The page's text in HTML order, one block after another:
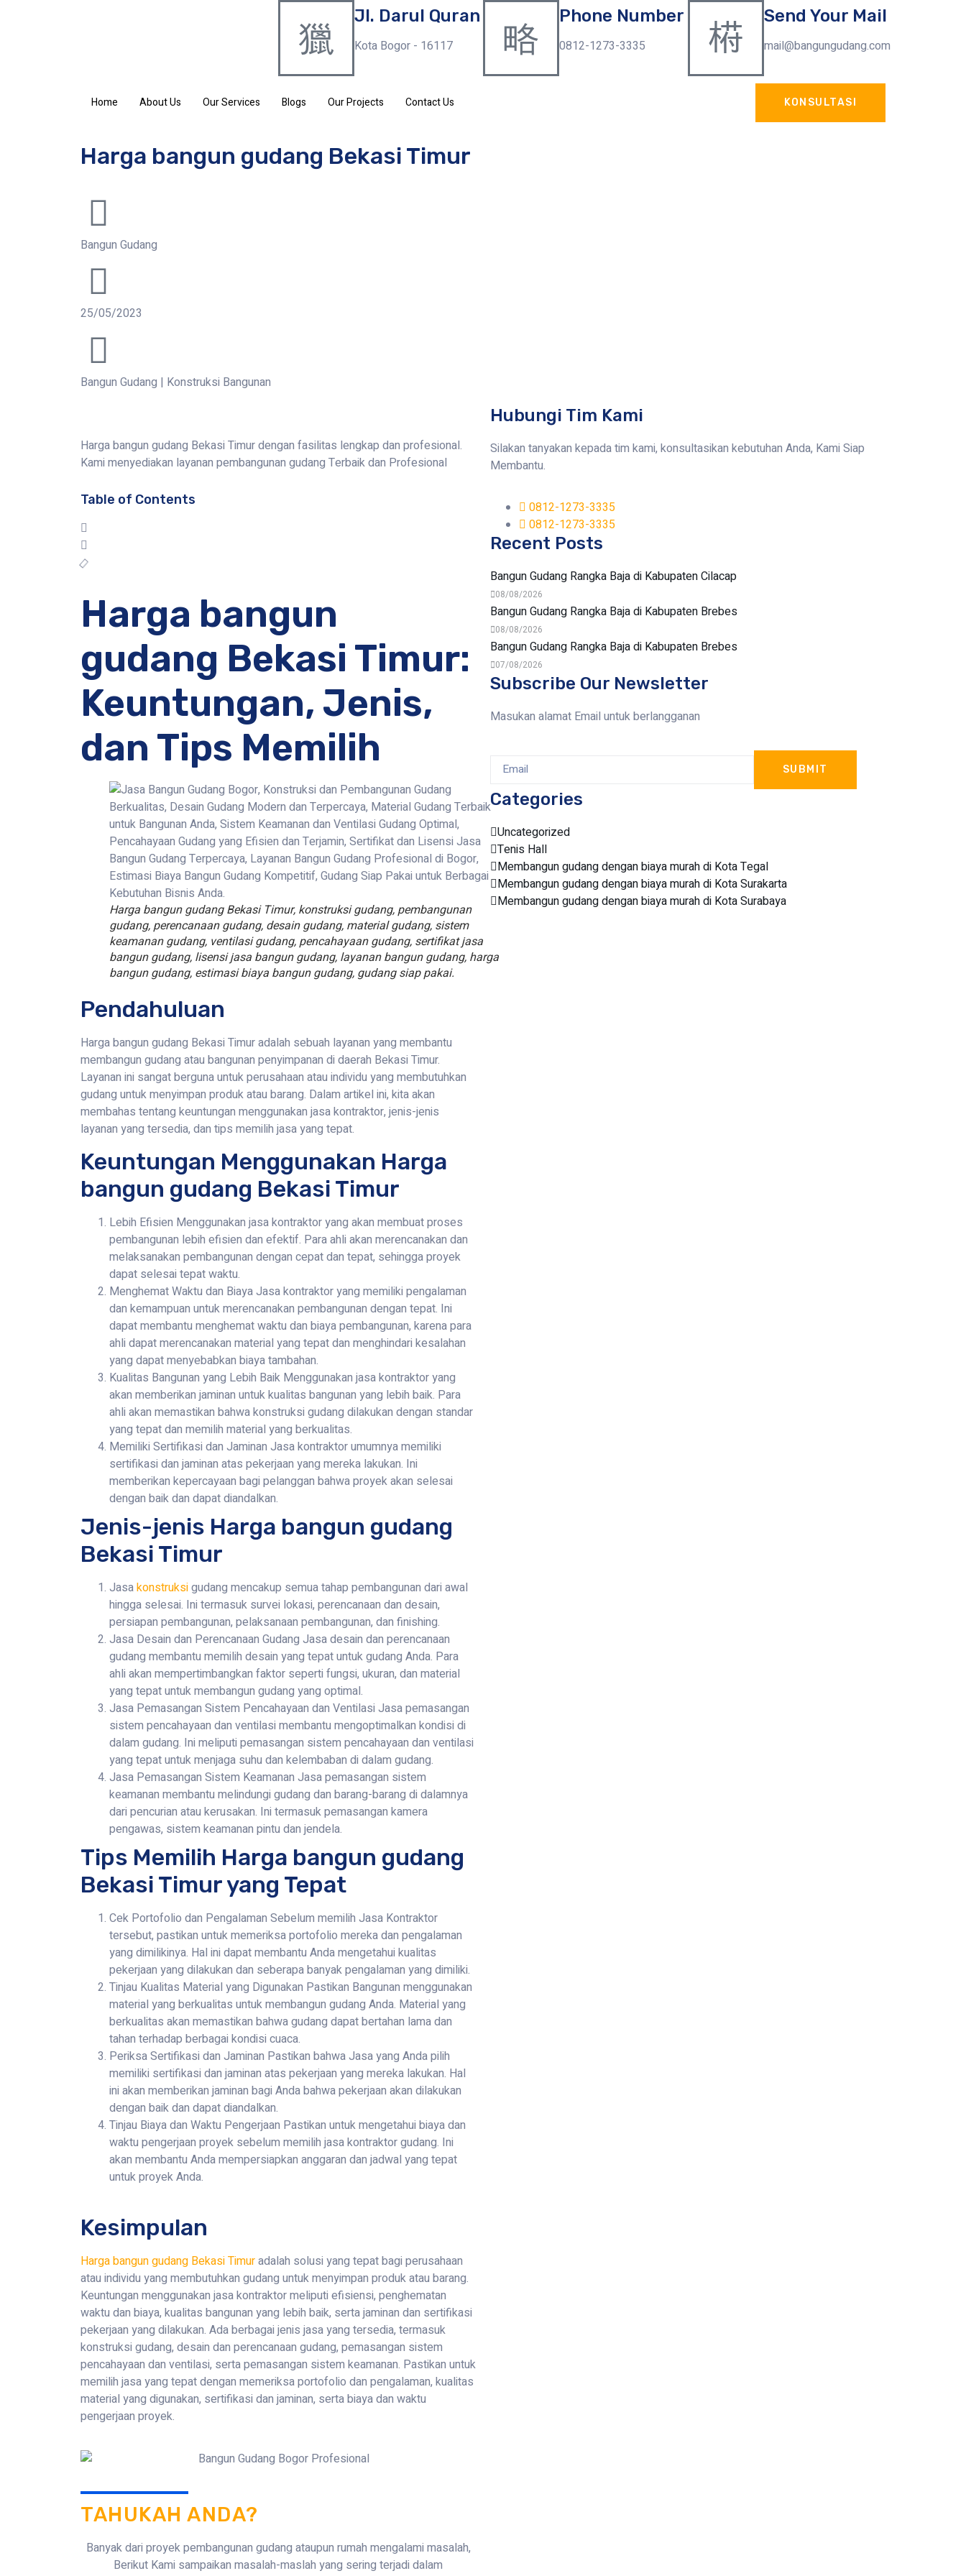
Jl. Darul Quran
Kota Bogor - 16117
Phone Number
0812-1273-3335
Send Your Mail
mail@bangungudang.com
Home About Us Our Services Blogs Our Projects Contact Us KONSULTASI
Harga bangun gudang Bekasi Timur
Bangun Gudang
25/05/2023
Bangun Gudang | Konstruksi Bangunan
Harga bangun gudang Bekasi Timur dengan fasilitas lengkap dan profesional.
Kami menyediakan layanan pembangunan gudang Terbaik dan Profesional
Table of Contents
Harga bangun
gudang Bekasi Timur:
Keuntungan, Jenis,
dan Tips Memilih
Harga bangun gudang Bekasi Timur, konstruksi gudang, pembangunan
gudang, perencanaan gudang, desain gudang, material gudang, sistem
keamanan gudang, ventilasi gudang, pencahayaan gudang, sertifikat jasa
bangun gudang, lisensi jasa bangun gudang, layanan bangun gudang, harga
bangun gudang, estimasi biaya bangun gudang, gudang siap pakai.
Pendahuluan
Harga bangun gudang Bekasi Timur adalah sebuah layanan yang membantu
membangun gudang atau bangunan penyimpanan di daerah Bekasi Timur.
Layanan ini sangat berguna untuk perusahaan atau individu yang membutuhkan
gudang untuk menyimpan produk atau barang. Dalam artikel ini, kita akan
membahas tentang keuntungan menggunakan jasa kontraktor, jenis-jenis
layanan yang tersedia, dan tips memilih jasa yang tepat.
Keuntungan Menggunakan Harga
bangun gudang Bekasi Timur
Lebih Efisien Menggunakan jasa kontraktor yang akan membuat proses
pembangunan lebih efisien dan efektif. Para ahli akan merencanakan dan
melaksanakan pembangunan dengan cepat dan tepat, sehingga proyek
dapat selesai tepat waktu.
Menghemat Waktu dan Biaya Jasa kontraktor yang memiliki pengalaman
dan kemampuan untuk merencanakan pembangunan dengan tepat. Ini
dapat membantu menghemat waktu dan biaya pembangunan, karena para
ahli dapat merencanakan material yang tepat dan menghindari kesalahan
yang dapat menyebabkan biaya tambahan.
Kualitas Bangunan yang Lebih Baik Menggunakan jasa kontraktor yang
akan memberikan jaminan untuk kualitas bangunan yang lebih baik. Para
ahli akan memastikan bahwa konstruksi gudang dilakukan dengan standar
yang tepat dan memilih material yang berkualitas.
Memiliki Sertifikasi dan Jaminan Jasa kontraktor umumnya memiliki
sertifikasi dan jaminan atas pekerjaan yang mereka lakukan. Ini
memberikan kepercayaan bagi pelanggan bahwa proyek akan selesai
dengan baik dan dapat diandalkan.
Jenis-jenis Harga bangun gudang
Bekasi Timur
Jasakonstruksigudang mencakup semua tahap pembangunan dari awal
hingga selesai. Ini termasuk survei lokasi, perencanaan dan desain,
persiapan pembangunan, pelaksanaan pembangunan, dan finishing.
Jasa Desain dan Perencanaan Gudang Jasa desain dan perencanaan
gudang membantu memilih desain yang tepat untuk gudang Anda. Para
ahli akan mempertimbangkan faktor seperti fungsi, ukuran, dan material
yang tepat untuk membangun gudang yang optimal.
Jasa Pemasangan Sistem Pencahayaan dan Ventilasi Jasa pemasangan
sistem pencahayaan dan ventilasi membantu mengoptimalkan kondisi di
dalam gudang. Ini meliputi pemasangan sistem pencahayaan dan ventilasi
yang tepat untuk menjaga suhu dan kelembaban di dalam gudang.
Jasa Pemasangan Sistem Keamanan Jasa pemasangan sistem
keamanan membantu melindungi gudang dan barang-barang di dalamnya
dari pencurian atau kerusakan. Ini termasuk pemasangan kamera
pengawas, sistem keamanan pintu dan jendela.
Tips Memilih Harga bangun gudang
Bekasi Timur yang Tepat
Cek Portofolio dan Pengalaman Sebelum memilih Jasa Kontraktor
tersebut, pastikan untuk memeriksa portofolio mereka dan pengalaman
yang dimilikinya. Hal ini dapat membantu Anda mengetahui kualitas
pekerjaan yang dilakukan dan seberapa banyak pengalaman yang dimiliki.
Tinjau Kualitas Material yang Digunakan Pastikan Bangunan menggunakan
material yang berkualitas untuk membangun gudang Anda. Material yang
berkualitas akan memastikan bahwa gudang dapat bertahan lama dan
tahan terhadap berbagai kondisi cuaca.
Periksa Sertifikasi dan Jaminan Pastikan bahwa Jasa yang Anda pilih
memiliki sertifikasi dan jaminan atas pekerjaan yang mereka lakukan. Hal
ini akan memberikan jaminan bagi Anda bahwa pekerjaan akan dilakukan
dengan baik dan dapat diandalkan.
Tinjau Biaya dan Waktu Pengerjaan Pastikan untuk mengetahui biaya dan
waktu pengerjaan proyek sebelum memilih jasa kontraktor gudang. Ini
akan membantu Anda mempersiapkan anggaran dan jadwal yang tepat
untuk proyek Anda.
Kesimpulan
Harga bangun gudang Bekasi Timuradalah solusi yang tepat bagi perusahaan
atau individu yang membutuhkan gudang untuk menyimpan produk atau barang.
Keuntungan menggunakan jasa kontraktor meliputi efisiensi, penghematan
waktu dan biaya, kualitas bangunan yang lebih baik, serta jaminan dan sertifikasi
pekerjaan yang dilakukan. Ada berbagai jenis jasa yang tersedia, termasuk
konstruksi gudang, desain dan perencanaan gudang, pemasangan sistem
pencahayaan dan ventilasi, serta pemasangan sistem keamanan. Pastikan untuk
memilih jasa yang tepat dengan memeriksa portofolio dan pengalaman, kualitas
material yang digunakan, sertifikasi dan jaminan, serta biaya dan waktu
pengerjaan proyek.
TAHUKAH ANDA?
Banyak dari proyek pembangunan gudang ataupun rumah mengalami masalah,
Berikut Kami sampaikan masalah-maslah yang sering terjadi dalam
Hubungi Tim Kami
Silakan tanyakan kepada tim kami, konsultasikan kebutuhan Anda, Kami Siap
Membantu.
0812-1273-3335
0812-1273-3335
Recent Posts
Bangun Gudang Rangka Baja di Kabupaten Cilacap
08/08/2026
Bangun Gudang Rangka Baja di Kabupaten Brebes
08/08/2026
Bangun Gudang Rangka Baja di Kabupaten Brebes
07/08/2026
Subscribe Our Newsletter
Masukan alamat Email untuk berlangganan
SUBMIT
Categories
Uncategorized
Tenis Hall
Membangun gudang dengan biaya murah di Kota Tegal
Membangun gudang dengan biaya murah di Kota Surakarta
Membangun gudang dengan biaya murah di Kota Surabaya